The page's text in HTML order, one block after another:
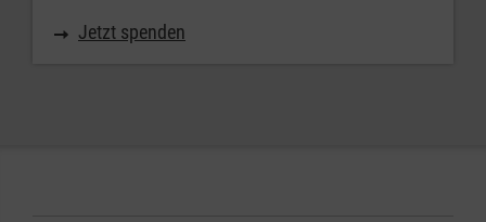
Jetzt spenden